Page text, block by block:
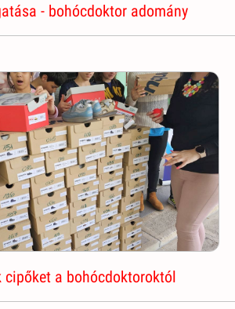
- bohócdoktor adomány
cipőket a bohócdoktoroktól